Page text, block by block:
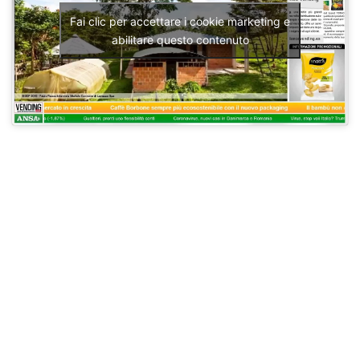
Fai clic per accettare i cookie marketing e
abilitare questo contenuto